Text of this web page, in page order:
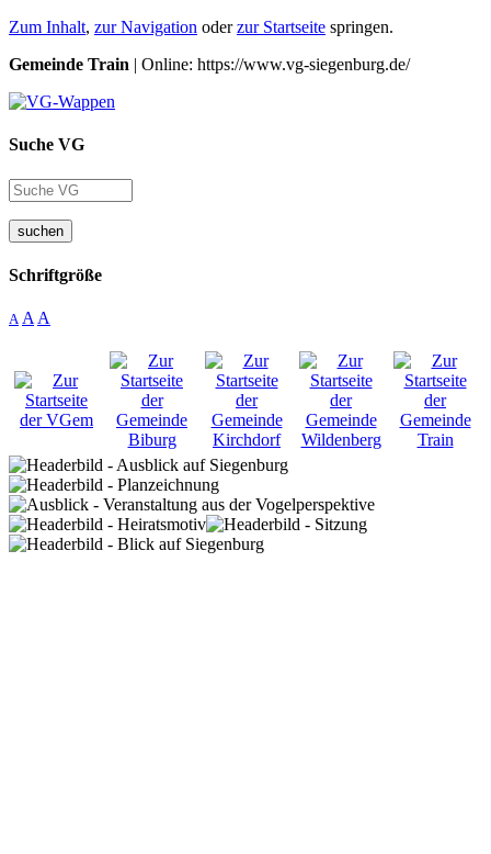
Zum Inhalt, zur Navigation oderzur Startseite springen.
Gemeinde Train | Online: https://www.vg-siegenburg.de/
Suche VG
suchen
Schriftgröße
A A A